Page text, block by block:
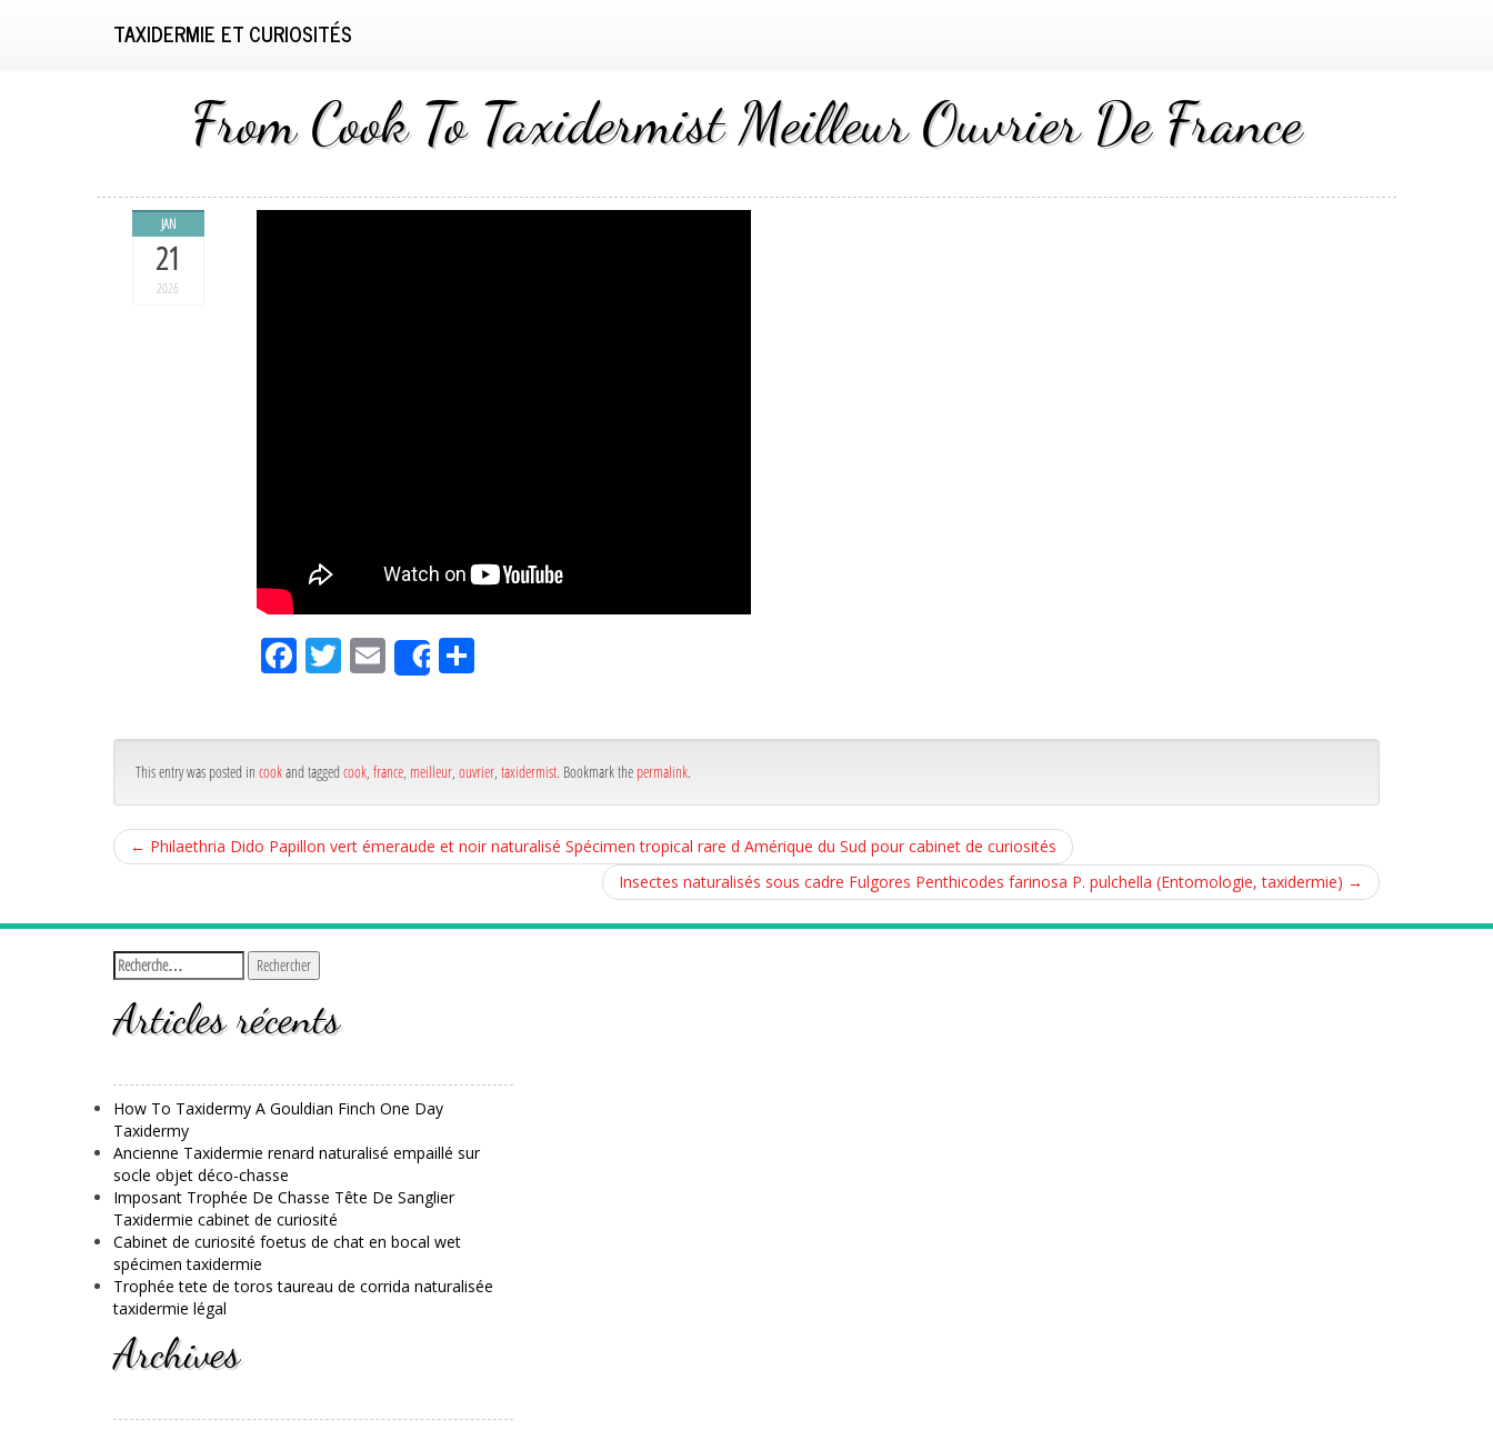
TAXIDERMIE ET CURIOSITÉS
From Cook To Taxidermist Meilleur Ouvrier De France
JAN
21
2026
Fa
ce
ok
Tw
itt
Em
ail
Share
Pa
r
This entry was posted in cookand tagged cook france meilleur ouvrier taxidermist. Bookmark the permalink.
← Philaethria Dido Papillon vert émeraude et noir naturalisé Spécimen tropical rare d Amérique du Sud pour cabinet de curiosités
Insectes naturalisés sous cadre Fulgores Penthicodes farinosa P. pulchella (Entomologie, taxidermie) →
Articles récents
How To Taxidermy A Gouldian Finch One Day
Taxidermy
Ancienne Taxidermie renard naturalisé empaillé sur
socle objet déco-chasse
Imposant Trophée De Chasse Tête De Sanglier
Taxidermie cabinet de curiosité
Cabinet de curiosité foetus de chat en bocal wet
spécimen taxidermie
Trophée tete de toros taureau de corrida naturalisée
taxidermie légal
Archives